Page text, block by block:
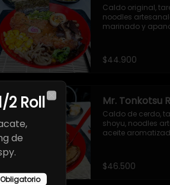
Caldo original,
noodles
marinado y
maíz dulce,
y alga nori.
$44.900
Mr. Tonkotsu
Caldo de cerdo,
shoyu, noodles
aceite
espinacas baby y
$46.500
2 Roll
de
Obligatorio
Close